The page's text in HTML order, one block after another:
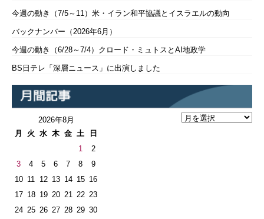
今週の動き（7/5～11）米・イラン和平協議とイスラエルの動向
バックナンバー（2026年6月）
今週の動き（6/28～7/4）クロード・ミュトスとAI地政学
BS日テレ「深層ニュース」に出演しました
2026年8月
月
火 水 木 金 土 日
1
2
3
4 5 6 7 8
9
10 11 12 13 14 15 16
17 18 19 20 21 22 23
24 25 26 27 28 29 30